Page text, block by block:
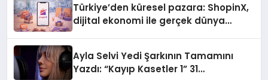
Türkiye’den küresel pazara: ShopinX,
dijital ekonomi ile gerçek dünya
Ayla Selvi Yedi Şarkının Tamamını
Yazdı: “Kayıp Kasetler 1” 31